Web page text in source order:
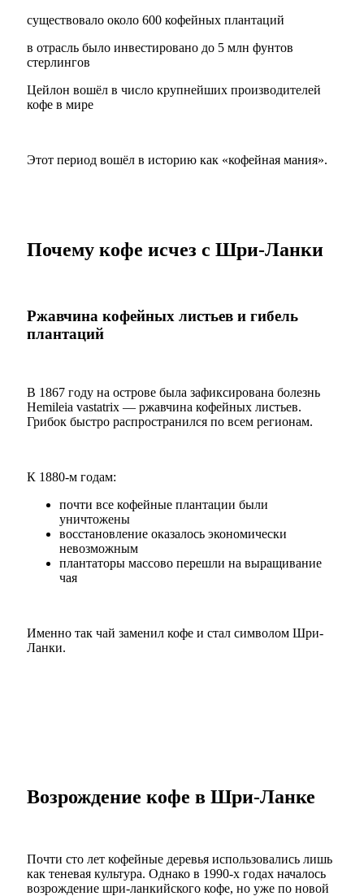
существовало около 600 кофейных плантаций
в отрасль было инвестировано до 5 млн фунтов
стерлингов
Цейлон вошёл в число крупнейших производителей
кофе в мире
Этот период вошёл в историю как «кофейная мания».
Почему кофе исчез с Шри-Ланки
Ржавчина кофейных листьев и гибель
плантаций
В 1867 году на острове была зафиксирована болезнь
Hemileia vastatrix — ржавчина кофейных листьев.
Грибок быстро распространился по всем регионам.
К 1880-м годам:
почти все кофейные плантации были
уничтожены
восстановление оказалось экономически
невозможным
плантаторы массово перешли на выращивание
чая
Именно так чай заменил кофе и стал символом Шри-
Ланки.
Возрождение кофе в Шри-Ланке
Почти сто лет кофейные деревья использовались лишь
как теневая культура. Однако в 1990-х годах началось
возрождение шри-ланкийского кофе, но уже по новой